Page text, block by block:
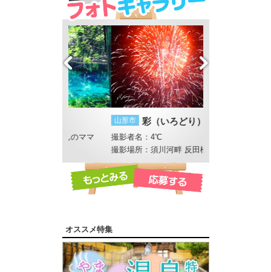
彩（いろどり）
撮影者名：4℃
撮影場所：須川河畔 反田橋付近
オススメ特集